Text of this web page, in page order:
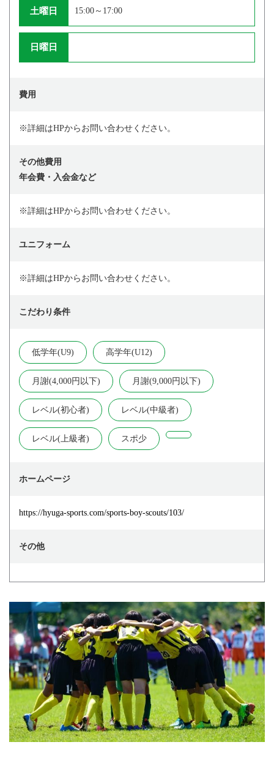
土曜日 15:00～17:00
日曜日
費用
※詳細はHPからお問い合わせください。
その他費用
年会費・入会金など
※詳細はHPからお問い合わせください。
ユニフォーム
※詳細はHPからお問い合わせください。
こだわり条件
低学年(U9) 高学年(U12)
月謝(4,000円以下) 月謝(9,000円以下)
レベル(初心者) レベル(中級者)
レベル(上級者) スポ少
ホームページ
https://hyuga-sports.com/sports-boy-scouts/103/
その他